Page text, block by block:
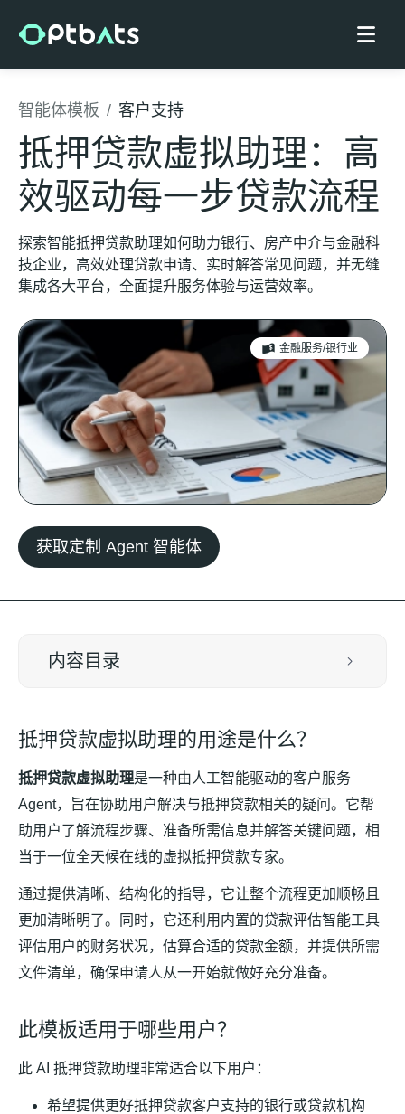
智能体模板 / 客户支持
抵押贷款虚拟助理：高
效驱动每一步贷款流程
探索智能抵押贷款助理如何助力银行、房产中介与金融科
技企业，高效处理贷款申请、实时解答常见问题，并无缝
集成各大平台，全面提升服务体验与运营效率。
金融服务/银行业
获取定制 Agent 智能体
内容目录
抵押贷款虚拟助理的用途是什么？
抵押贷款虚拟助理是一种由人工智能驱动的客户服务
Agent，旨在协助用户解决与抵押贷款相关的疑问。它帮
助用户了解流程步骤、准备所需信息并解答关键问题，相
当于一位全天候在线的虚拟抵押贷款专家。
通过提供清晰、结构化的指导，它让整个流程更加顺畅且
更加清晰明了。同时，它还利用内置的贷款评估智能工具
评估用户的财务状况，估算合适的贷款金额，并提供所需
文件清单，确保申请人从一开始就做好充分准备。
此模板适用于哪些用户？
此 AI 抵押贷款助理非常适合以下用户：
希望提供更好抵押贷款客户支持的银行或贷款机构